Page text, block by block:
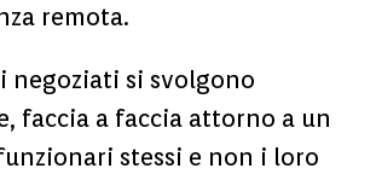
remota.
negoziati si svolgono
faccia a faccia attorno a un
stessi e non i loro